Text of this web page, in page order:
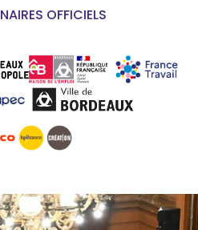
OFFICIELS